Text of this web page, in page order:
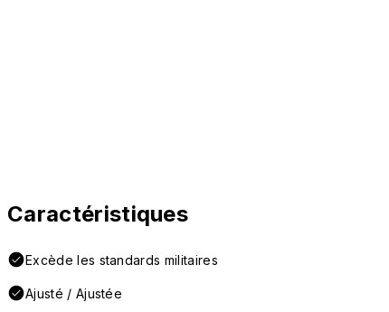
Caractéristiques
Excède les standards militaires
Ajusté / Ajustée